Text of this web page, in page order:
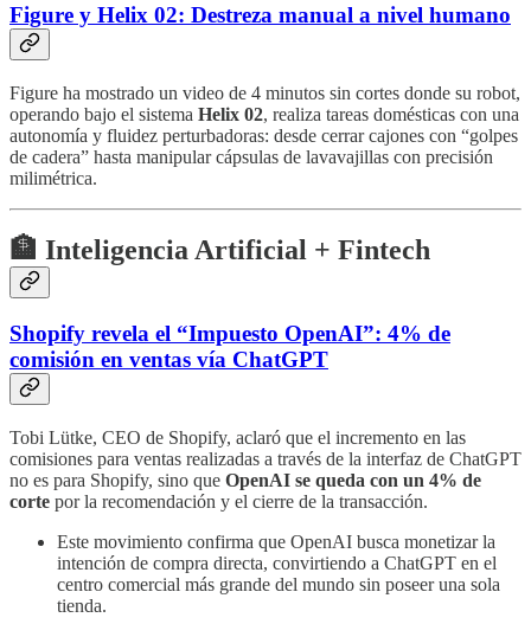
Figure y Helix 02: Destreza manual a nivel humano
Figure ha mostrado un video de 4 minutos sin cortes donde su robot,
operando bajo el sistema Helix 02, realiza tareas domésticas con una
autonomía y fluidez perturbadoras: desde cerrar cajones con “golpes
de cadera” hasta manipular cápsulas de lavavajillas con precisión
milimétrica.
🏦 Inteligencia Artificial + Fintech
Shopify revela el “Impuesto OpenAI”: 4% de
comisión en ventas vía ChatGPT
Tobi Lütke, CEO de Shopify, aclaró que el incremento en las
comisiones para ventas realizadas a través de la interfaz de ChatGPT
no es para Shopify, sino que OpenAI se queda con un 4% de
corte por la recomendación y el cierre de la transacción.
Este movimiento confirma que OpenAI busca monetizar la
intención de compra directa, convirtiendo a ChatGPT en el
centro comercial más grande del mundo sin poseer una sola
tienda.